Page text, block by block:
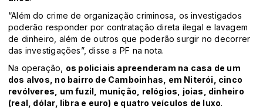
“Além do crime de organização criminosa, os investigados
poderão responder por contratação direta ilegal e lavagem
de dinheiro, além de outros que poderão surgir no decorrer
das investigações”, disse a PF na nota.
Na operação, os policiais apreenderam na casa de um
dos alvos, no bairro de Camboinhas, em Niterói, cinco
revólveres, um fuzil, munição, relógios, joias, dinheiro
(real, dólar, libra e euro) e quatro veículos de luxo.